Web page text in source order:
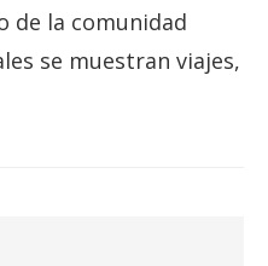
la comunidad
se muestran viajes,